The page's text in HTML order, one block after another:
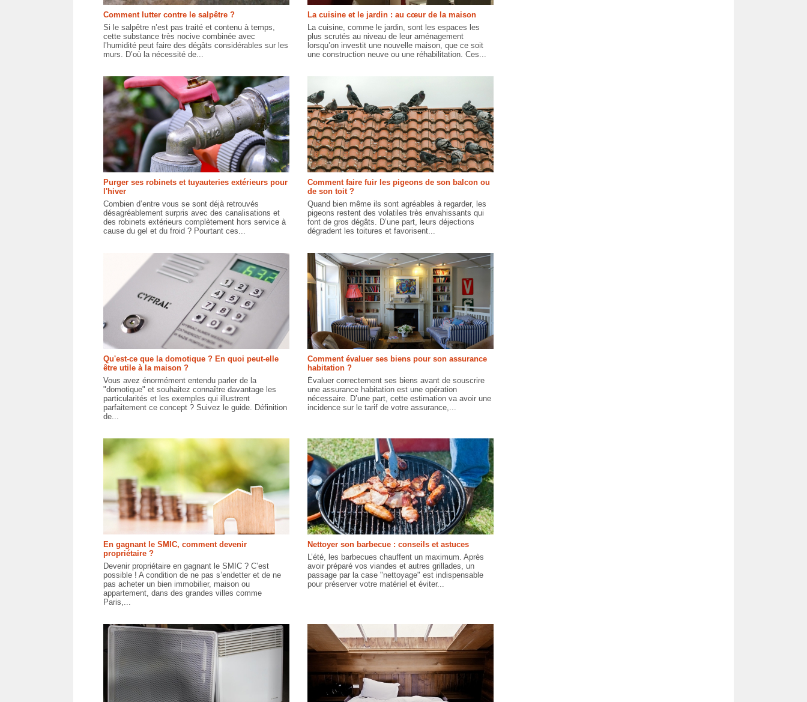
Comment lutter contre le salpêtre ?
Si le salpêtre n’est pas traité et contenu à temps,
cette substance très nocive combinée avec
l’humidité peut faire des dégâts considérables sur les
murs. D’où la nécessité de...
La cuisine et le jardin : au cœur de la maison
La cuisine, comme le jardin, sont les espaces les
plus scrutés au niveau de leur aménagement
lorsqu’on investit une nouvelle maison, que ce soit
une construction neuve ou une réhabilitation. Ces...
Purger ses robinets et tuyauteries extérieurs pour
l'hiver
Combien d’entre vous se sont déjà retrouvés
désagréablement surpris avec des canalisations et
des robinets extérieurs complètement hors service à
cause du gel et du froid ? Pourtant ces...
Comment faire fuir les pigeons de son balcon ou
de son toit ?
Quand bien même ils sont agréables à regarder, les
pigeons restent des volatiles très envahissants qui
font de gros dégâts. D’une part, leurs déjections
dégradent les toitures et favorisent...
Qu'est-ce que la domotique ? En quoi peut-elle
être utile à la maison ?
Vous avez énormément entendu parler de la
"domotique" et souhaitez connaître davantage les
particularités et les exemples qui illustrent
parfaitement ce concept ? Suivez le guide. Définition
de...
Comment évaluer ses biens pour son assurance
habitation ?
Évaluer correctement ses biens avant de souscrire
une assurance habitation est une opération
nécessaire. D’une part, cette estimation va avoir une
incidence sur le tarif de votre assurance,...
En gagnant le SMIC, comment devenir
propriétaire ?
Devenir propriétaire en gagnant le SMIC ? C’est
possible ! A condition de ne pas s’endetter et de ne
pas acheter un bien immobilier, maison ou
appartement, dans des grandes villes comme
Paris,...
Nettoyer son barbecue : conseils et astuces
L’été, les barbecues chauffent un maximum. Après
avoir préparé vos viandes et autres grillades, un
passage par la case "nettoyage" est indispensable
pour préserver votre matériel et éviter...